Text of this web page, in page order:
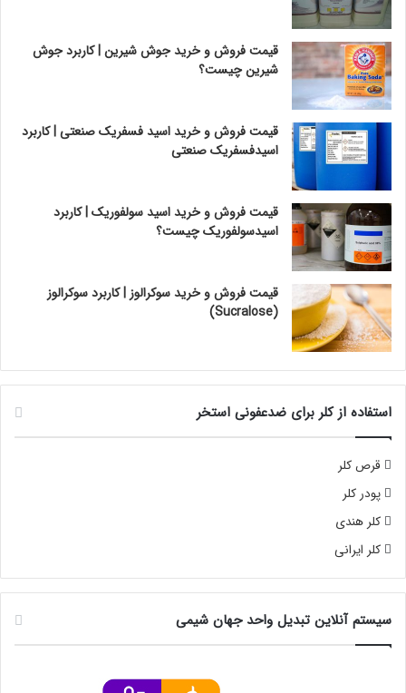
قیمت فروش و خرید جوش شیرین | کاربرد جوش
شیرین چیست؟
قیمت فروش و خرید اسید فسفریک صنعتی | کاربرد
اسیدفسفریک صنعتی
قیمت فروش و خرید اسید سولفوریک | کاربرد
اسیدسولفوریک چیست؟
قیمت فروش و خرید سوکرالوز | کاربرد سوکرالوز
(Sucralose)
استفاده از کلر برای ضدعفونی استخر
قرص کلر
پودر کلر
کلر هندی
کلر ایرانی
سیستم آنلاین تبدیل واحد جهان شیمی